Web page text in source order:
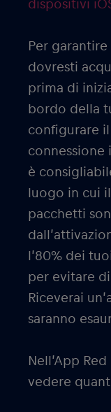
dispositivi
Per
dovresti
prima di
bordo della
configurare
è
luogo in cui
pacchetti
l’80% dei
per evitare
Riceverai
saranno
Nell’App
vedere